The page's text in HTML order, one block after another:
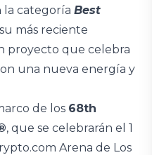
la categoría Best
más reciente
proyecto que celebra
una nueva energía y
de los 68th
, que se celebrarán el 1
Arena de Los